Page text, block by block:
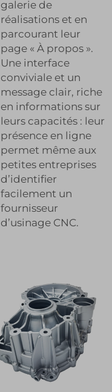
galerie de
réalisations et en
parcourant leur
page « À propos ».
Une interface
conviviale et un
message clair, riche
en informations sur
leurs capacités : leur
présence en ligne
permet même aux
petites entreprises
d’identifier
facilement un
fournisseur
d’usinage CNC.